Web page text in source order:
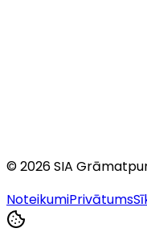
©2026SIA
NoteikumiPrivātums